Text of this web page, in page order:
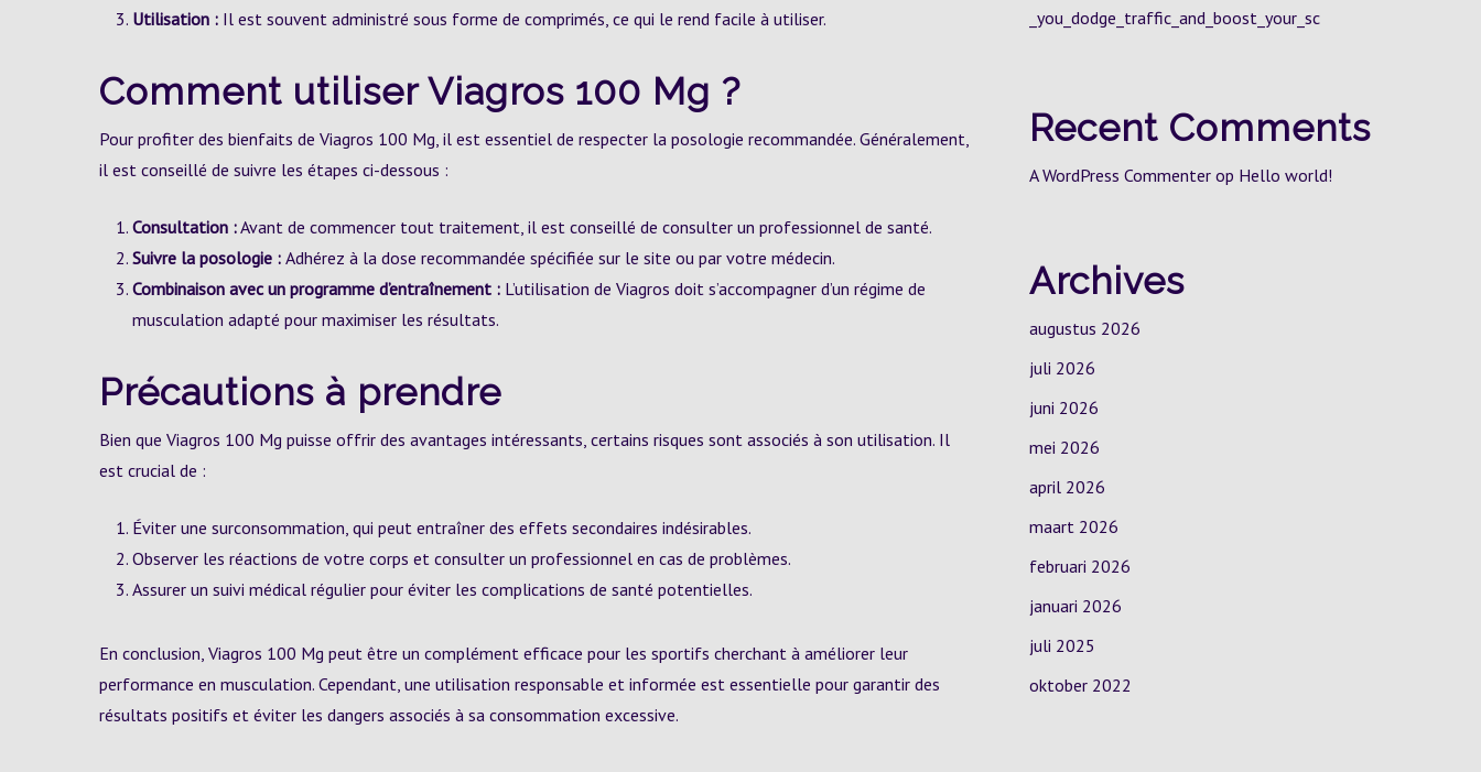
Utilisation : Il est souvent administré sous forme de comprimés, ce qui le rend facile à utiliser.
Comment utiliser Viagros 100 Mg ?
Pour profiter des bienfaits de Viagros 100 Mg, il est essentiel de respecter la posologie recommandée. Généralement,
il est conseillé de suivre les étapes ci-dessous :
Consultation :Avant de commencer tout traitement, il est conseillé de consulter un professionnel de santé.
Suivre la posologie : Adhérez à la dose recommandée spécifiée sur le site ou par votre médecin.
Combinaison avec un programme d’entraînement : L’utilisation de Viagros doit s’accompagner d’un régime de
musculation adapté pour maximiser les résultats.
Précautions à prendre
Bien que Viagros 100 Mg puisse offrir des avantages intéressants, certains risques sont associés à son utilisation. Il
est crucial de :
Éviter une surconsommation, qui peut entraîner des effets secondaires indésirables.
Observer les réactions de votre corps et consulter un professionnel en cas de problèmes.
Assurer un suivi médical régulier pour éviter les complications de santé potentielles.
En conclusion, Viagros 100 Mg peut être un complément efficace pour les sportifs cherchant à améliorer leur
performance en musculation. Cependant, une utilisation responsable et informée est essentielle pour garantir des
résultats positifs et éviter les dangers associés à sa consommation excessive.
_you_dodge_traffic_and_boost_your_sc
Recent Comments
A WordPress Commenterop Hello world!
Archives
augustus 2026
juli 2026
juni 2026
mei 2026
april 2026
maart 2026
februari 2026
januari 2026
juli 2025
oktober 2022